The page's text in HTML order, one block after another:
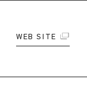
WEB SITE